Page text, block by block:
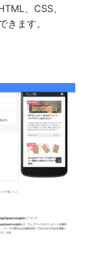
、CSS、
ます。